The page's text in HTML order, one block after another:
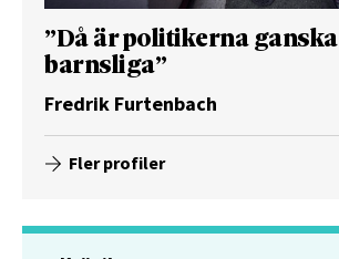
”Då är politikerna ganska
barnsliga”
Fredrik Furtenbach
Fler profiler